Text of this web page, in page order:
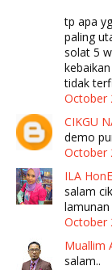
tp apa
paling
solat 5
tidak
October
CIKGU
demo
October
ILA
salam
lamunan
October
Muallim
salam..